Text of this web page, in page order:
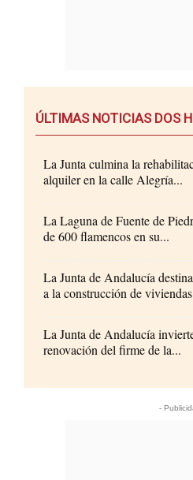
ÚLTIMAS NOTICIAS DOS
La Junta culmina la
alquiler en la calle Alegría...
La Laguna de Fuente de
de 600 flamencos en su...
La Junta de Andalucía
a la construcción de
La Junta de Andalucía
renovación del firme de la...
-